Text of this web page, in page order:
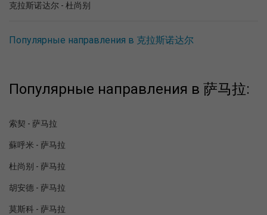
克拉斯诺达尔 - 杜尚别
Популярные направления в 克拉斯诺达尔
Популярные направления в 萨马拉:
索契 - 萨马拉
蘇呼米 - 萨马拉
杜尚别 - 萨马拉
胡安德 - 萨马拉
莫斯科 - 萨马拉